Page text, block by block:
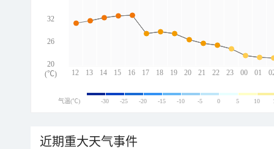
12 13 14 15 16 17 18 19 20 21 22 23 00 01
32
26
20
(℃)
气温(℃) -30 -25 -20 -15 -10 -5 0 5 10
近期重大天气事件